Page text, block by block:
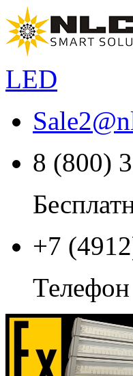
LED
Sale2@
8 (800)
+7
Телефон